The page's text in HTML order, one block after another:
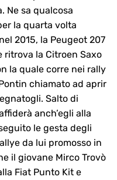
Ne sa qualcosa
la quarta volta
2015, la Peugeot 207
ritrova la Citroen Saxo
la quale corre nei rally
chiamato ad aprir
Salto di
anch’egli alla
le gesta degli
da lui promosso in
il giovane Mirco Trovò
Fiat Punto Kit e